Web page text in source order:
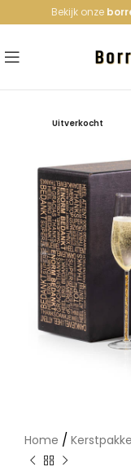
Bekijk onze
Uitverkocht
Home /